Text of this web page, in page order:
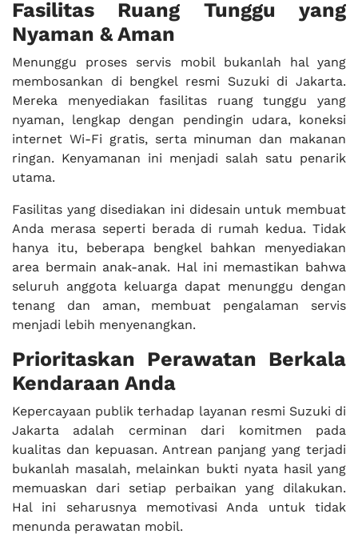
Fasilitas Ruang Tunggu yang
Nyaman & Aman
Menunggu proses servis mobil bukanlah hal yang
membosankan di bengkel resmi Suzuki di Jakarta.
Mereka menyediakan fasilitas ruang tunggu yang
nyaman, lengkap dengan pendingin udara, koneksi
internet Wi-Fi gratis, serta minuman dan makanan
ringan. Kenyamanan ini menjadi salah satu penarik
utama.
Fasilitas yang disediakan ini didesain untuk membuat
Anda merasa seperti berada di rumah kedua. Tidak
hanya itu, beberapa bengkel bahkan menyediakan
area bermain anak-anak. Hal ini memastikan bahwa
seluruh anggota keluarga dapat menunggu dengan
tenang dan aman, membuat pengalaman servis
menjadi lebih menyenangkan.
Prioritaskan Perawatan Berkala
Kendaraan Anda
Kepercayaan publik terhadap layanan resmi Suzuki di
Jakarta adalah cerminan dari komitmen pada
kualitas dan kepuasan. Antrean panjang yang terjadi
bukanlah masalah, melainkan bukti nyata hasil yang
memuaskan dari setiap perbaikan yang dilakukan.
Hal ini seharusnya memotivasi Anda untuk tidak
menunda perawatan mobil.